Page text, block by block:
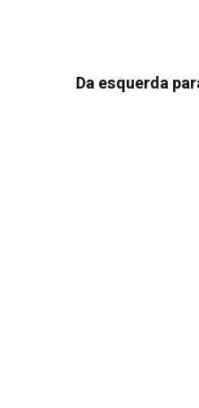
Da esquerda